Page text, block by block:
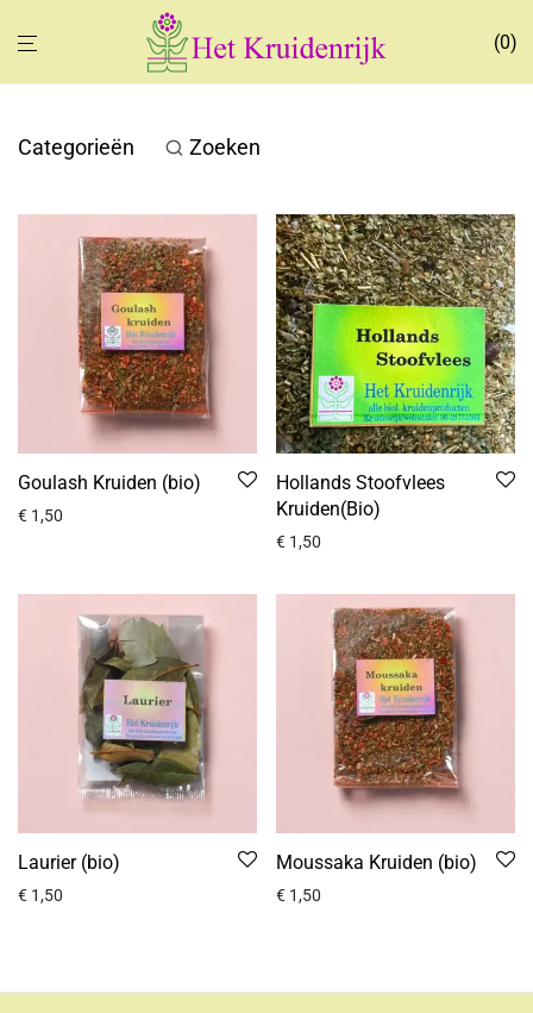
0
Categorieën Zoeken
Goulash Kruiden (bio)
€ 1,50
Hollands Stoofvlees
Kruiden(Bio)
€ 1,50
Laurier (bio)
€ 1,50
Moussaka Kruiden (bio)
€ 1,50